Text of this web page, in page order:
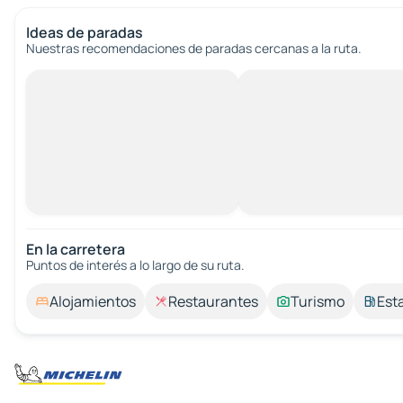
Ideas de paradas
Nuestras recomendaciones de paradas cercanas a la ruta.
En la carretera
Puntos de interés a lo largo de su ruta.
Alojamientos Restaurantes Turismo